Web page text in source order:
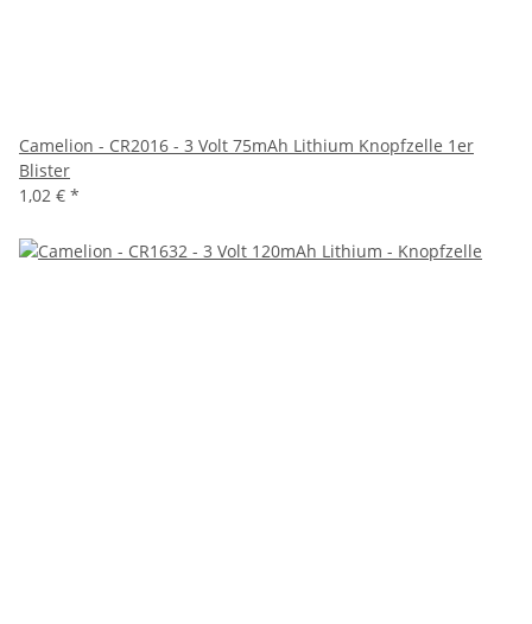
Camelion - CR2016 - 3 Volt 75mAh Lithium Knopfzelle 1er
Blister
1,02 € *